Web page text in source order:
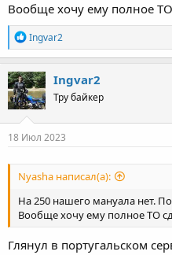
от марки практически не
Теперь по 250 ке твоей, разве
масла каждый год или при
А мануал европейский или
приняты законы по
ущерб долговечности
менять каждые три года.
Вообще хочу ему полное ТО
R
e
a
c
t
i
o
n
s
Ingvar2
Ingvar2
Тру байкер
18 Июл 2023
Nyasha написал(а):
На 250 нашего мануала нет.
Вообще хочу ему полное ТО
Глянул в португальском